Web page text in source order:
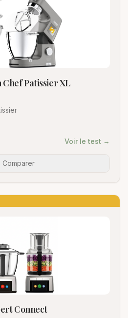
Patissier XL
Voir le test →
Comparer
Connect